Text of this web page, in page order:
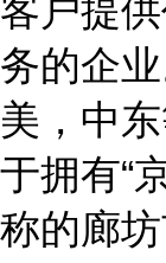
客户提
务的企
美，中
于拥有“
称的廊